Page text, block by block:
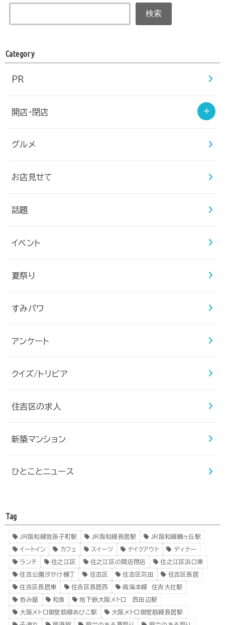
検索
Category
PR
開店・閉店
グルメ
お店見せて
話題
イベント
夏祭り
すみパワ
アンケート
クイズ/トリビア
住吉区の求人
新築マンション
ひとことニュース
Tag
JR阪和線我孫子町駅 JR阪和線長居駅 JR阪和線鶴ヶ丘駅
イートイン カフェ スイーツ テイクアウト ディナー
ランチ 住之江区 住之江区の開店閉店 住之江区浜口東
住吉公園汐かけ横丁 住吉区 住吉区苅田 住吉区長居
住吉区長居東 住吉区長居西 南海本線 住吉大社駅
呑み屋 和食 地下鉄大阪メトロ 西田辺駅
大阪メトロ御堂筋線あびこ駅 大阪メトロ御堂筋線長居駅